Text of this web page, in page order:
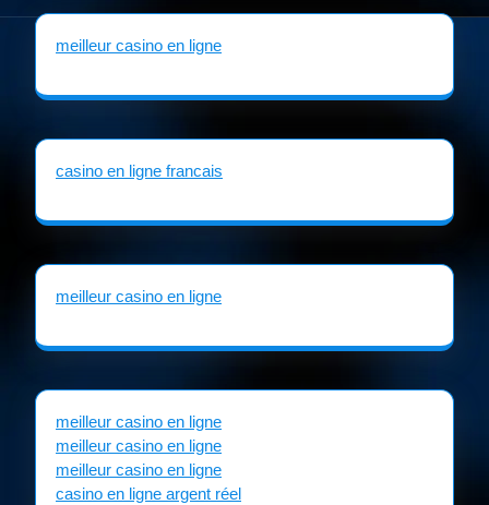
meilleur casino en ligne
casino en ligne francais
meilleur casino en ligne
meilleur casino en ligne
meilleur casino en ligne
meilleur casino en ligne
casino en ligne argent réel